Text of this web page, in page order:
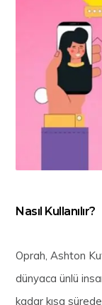
Nasıl Kullanılır?
Oprah, Ashton
dünyaca ünlü
kadar kısa